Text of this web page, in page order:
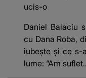
ucis-o
Daniel Balaciu
cu Dana Roba,
iubește și ce s-
lume: “Am